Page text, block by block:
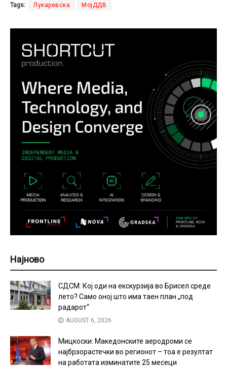
Tags: Лукаревска МојДДВ
Најново
СДСМ: Кој оди на екскурзија во Брисел среде
лето? Само оној што има таен план „под
радарот“
AUGUST 6, 2026
Мицкоски: Македонските аеродроми се
најбрзорастечки во регионот – тоа е резултат
на работата изминатите 25 месеци